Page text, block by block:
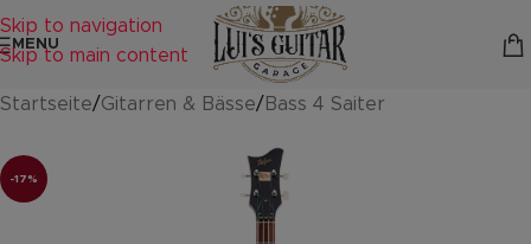
Skip to navigation
Skip to main content
MENU
Startseite/Gitarren & Bässe/ Bass 4 Saiter
-17%